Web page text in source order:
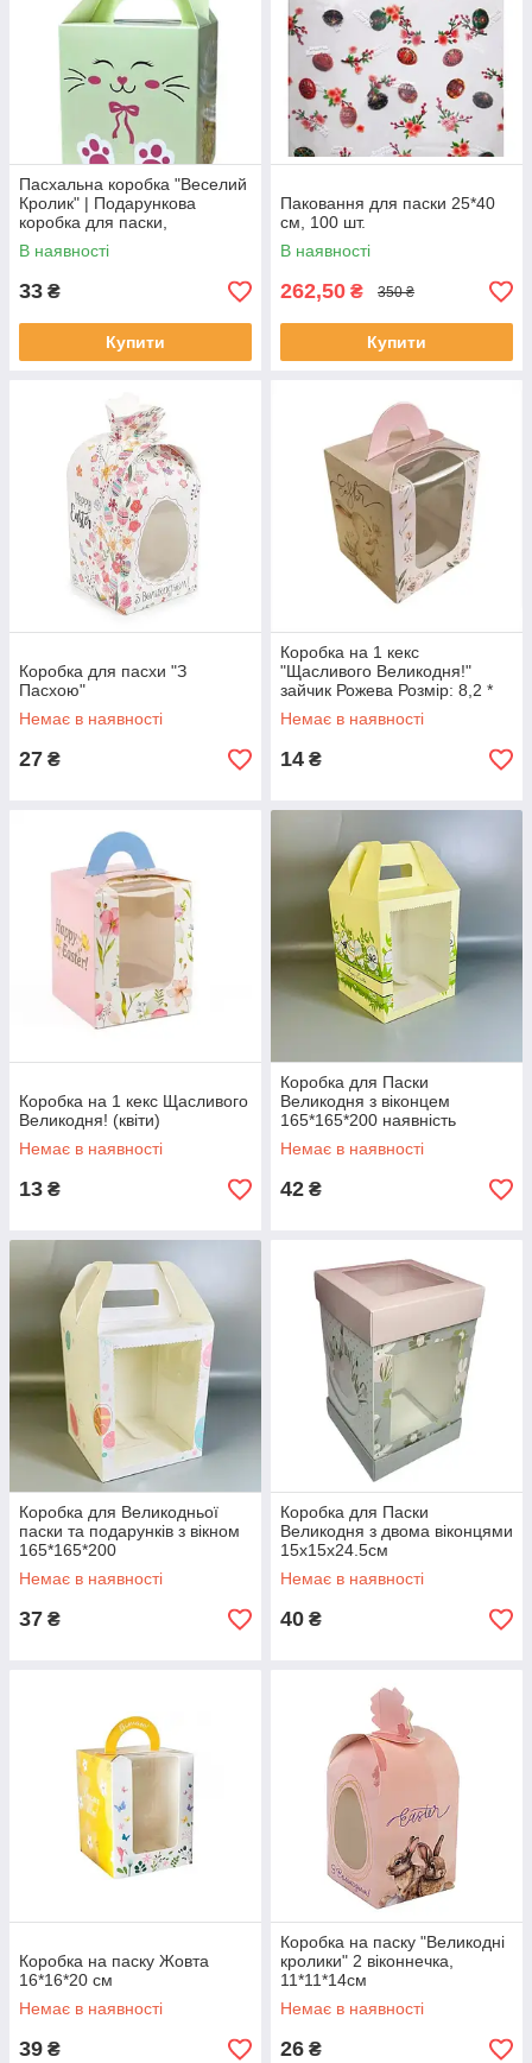
Пасхальна коробка "Веселий
Кролик" | Подарункова
коробка для паски,
солодощів та подарунків
коробка для паски
В наявності
33 ₴
Купити
Паковання для паски 25*40
см, 100 шт.
В наявності
262,50 ₴ 350 ₴
Купити
Коробка для пасхи "З
Пасхою"
Немає в наявності
27 ₴
Коробка на 1 кекс
"Щасливого Великодня!"
зайчик Рожева Розмір: 8,2 *
8,2 см, висота - 10 см
Немає в наявності
14 ₴
Коробка на 1 кекс Щасливого
Великодня! (квіти)
Немає в наявності
13 ₴
Коробка для Паски
Великодня з віконцем
165*165*200 наявність
запитуйте перед
замовленням
Немає в наявності
42 ₴
Коробка для Великодньої
паски та подарунків з вікном
165*165*200
Немає в наявності
37 ₴
Коробка для Паски
Великодня з двома віконцями
15х15х24.5см
Немає в наявності
40 ₴
Коробка на паску Жовта
16*16*20 см
Немає в наявності
39 ₴
Коробка на паску "Великодні
кролики" 2 віконнечка,
11*11*14см
Немає в наявності
26 ₴